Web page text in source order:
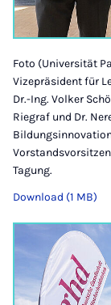
Foto (Universität
Vizepräsident für
Dr.-Ing. Volker
Riegraf und Dr.
Tagung.
Download (1 MB)